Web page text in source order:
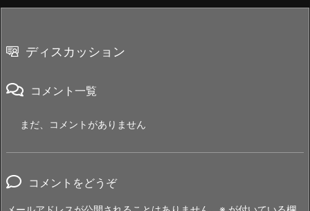
ディスカッション
コメント一覧
まだ、コメントがありません
コメントをどうぞ